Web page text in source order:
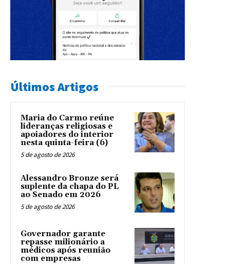
Últimos Artigos
Maria do Carmo reúne
lideranças religiosas e
apoiadores do interior
nesta quinta-feira (6)
5 de agosto de 2026
Alessandro Bronze será
suplente da chapa do PL
ao Senado em 2026
5 de agosto de 2026
Governador garante
repasse milionário a
médicos após reunião
com empresas